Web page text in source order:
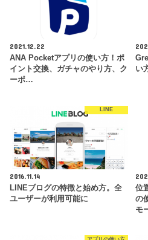
2021.12.22
ANA Pocketアプリの使い方！ポ
イント交換、ガチャのやり方、ク
ーポ…
い
LINE
2016.11.14
LINEブログの特徴と始め方。全
ユーザーが利用可能に
位
の
モ